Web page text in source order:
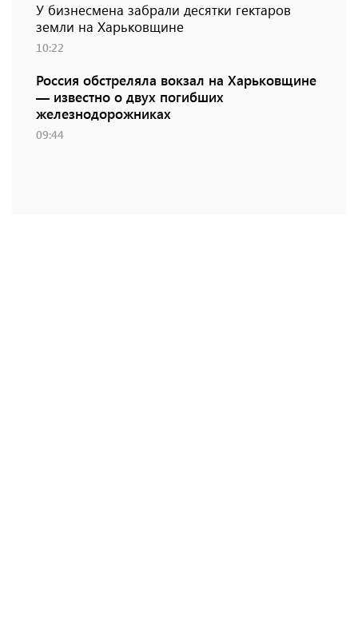
У бизнесмена забрали десятки гектаров
земли на Харьковщине
10:22
Россия обстреляла вокзал на Харьковщине
— известно о двух погибших
железнодорожниках
09:44